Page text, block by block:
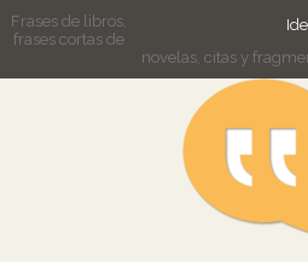
Frases de libros,
frases cortas de
novelas, citas y